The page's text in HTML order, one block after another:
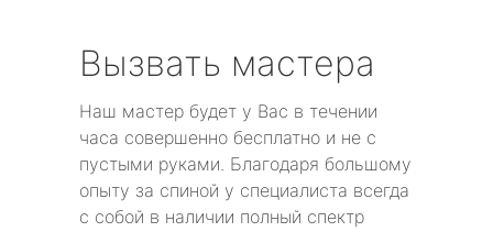
Вызвать мастера
Наш мастер будет у Вас в течении
часа совершенно бесплатно и не с
пустыми руками. Благодаря большому
опыту за спиной у специалиста всегда
с собой в наличии полный спектр